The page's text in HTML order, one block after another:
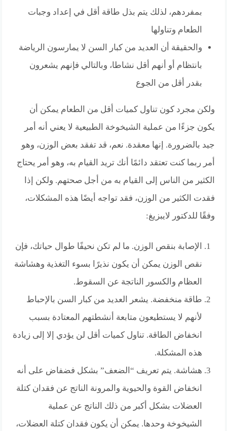
بمفردهم، لذلك يتم بذل طاقة أقل في إعداد وجبات
الطعام وتناولها
والحقيقة أن العديد من كبار السن لا يمارسون الرياضة
بانتظام أو أنهم أقل نشاطا، وبالتالي فإنهم يشعرون
بقدر أقل من الجوع
ولكن مجرد كون تناول كميات أقل من الطعام يمكن أن
يكون جزءًا من عملية الشيخوخة الطبيعية لا يعني أنه أمر
جيد بالضرورة. إنها معقدة. نعم، قد تفقد بعض الوزن، وهو
أمر ربما كنت تعتقد دائمًا أنك تريد القيام به، وهو أمر يحتاج
الكثير من الناس إلى القيام به من أجل صحتهم. ولكن إذا
فقدت الكثير من الوزن، فقد تواجه أيضًا هذه المشكلات،
وفقًا للدكتور لايبزيغ:
الإصابة بنقص الوزن. ما لم تكن نحيفًا طوال حياتك، فإن
نقص الوزن يمكن أن يكون نذيرًا بسوء التغذية وهشاشة
العظام والكسور الناتجة عن السقوط.
طاقة منخفضة. يشعر العديد من كبار السن بالإحباط
لأنهم لا يستطيعون متابعة أنشطتهم المعتادة بسبب
انخفاض الطاقة. تناول كميات أقل لن يؤدي إلا إلى زيادة
هذه المشكلة.
هشاشة. يتم تعريف “الضعف” بشكل فضفاض على أنه
انخفاض القوة والحيوية والمرونة الناتج عن فقدان كتلة
العضلات بشكل أكبر من ذلك الناتج عن عملية
الشيخوخة وحدها. يمكن أن يكون فقدان كتلة العضلات،